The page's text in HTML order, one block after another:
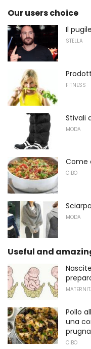
Our users choice
Il
STELLA
FITNESS
Stivali
MODA
Come
CIBO
MODA
Useful and
Pollo
una
CIBO